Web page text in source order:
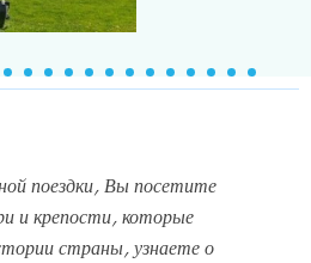
поездки, Вы посетите
и крепости, которые
страны, узнаете о